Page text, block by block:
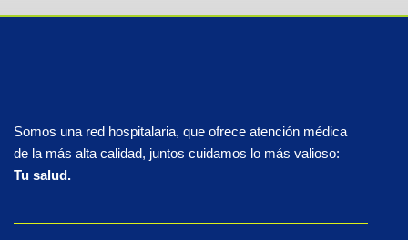
Somos una red hospitalaria, que ofrece atención médica
de la más alta calidad, juntos cuidamos lo más valioso:
Tu salud.